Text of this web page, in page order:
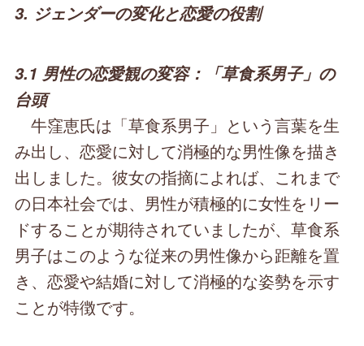
3. ジェンダーの変化と恋愛の役割
3.1 男性の恋愛観の変容：「草食系男子」の
台頭
牛窪恵氏は「草食系男子」という言葉を生
み出し、恋愛に対して消極的な男性像を描き
出しました。彼女の指摘によれば、これまで
の日本社会では、男性が積極的に女性をリー
ドすることが期待されていましたが、草食系
男子はこのような従来の男性像から距離を置
き、恋愛や結婚に対して消極的な姿勢を示す
ことが特徴です。